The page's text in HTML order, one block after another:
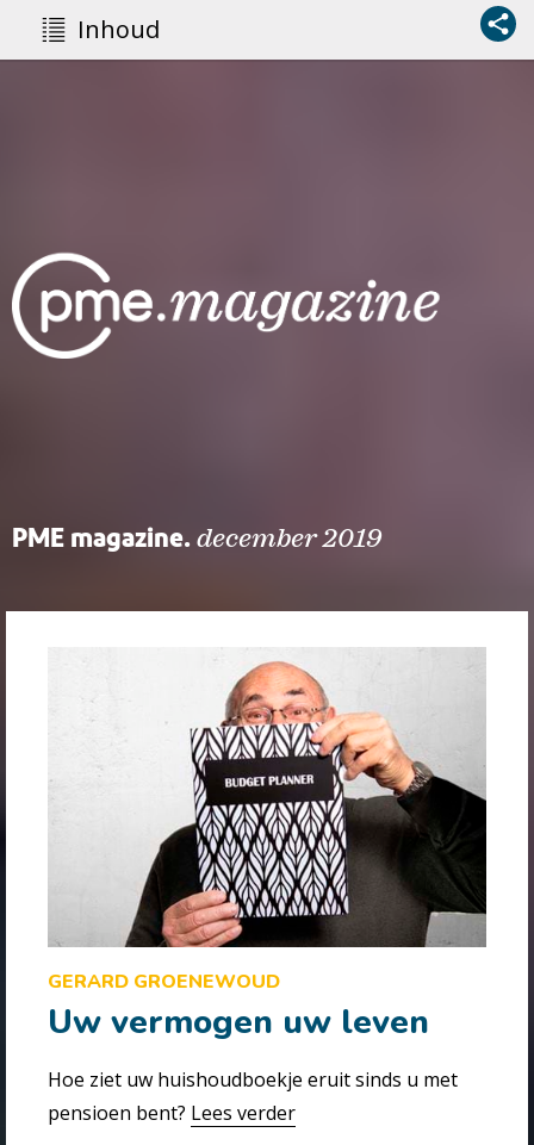
Inhoud
PME magazine. december 2019
GERARD GROENEWOUD
Uw vermogen uw leven
Hoe ziet uw huishoudboekje eruit sinds u met
pensioen bent? Lees verder